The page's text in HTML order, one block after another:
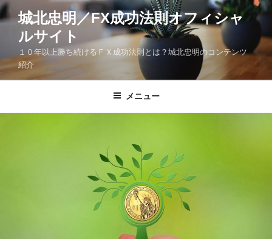
コ
ン
へ
城北忠明／FX成功法則オフィシャ
ルサイト
１０年以上勝ち続けるＦＸ成功法則とは？城北忠明のコンテンツ
紹介
メニュー